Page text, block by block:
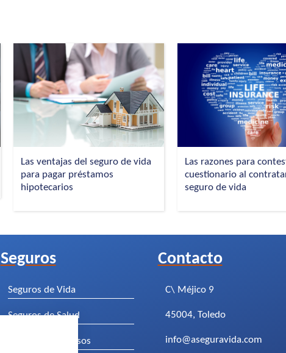
Las ventajas del seguro de vida
para pagar préstamos
hipotecarios
Las razones para
cuestionario al
seguro de vida
Seguros
Seguros de Vida
Seguros de Salud
Seguros de Decesos
Contacto
C\ Méjico 9
45004, Toledo
info@aseguravida.com